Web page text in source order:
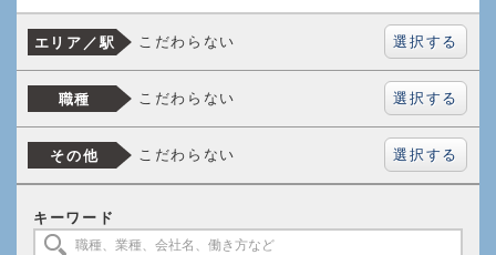
エリア／駅 こだわらない 選択する
職種 こだわらない 選択する
その他 こだわらない 選択する
キーワード